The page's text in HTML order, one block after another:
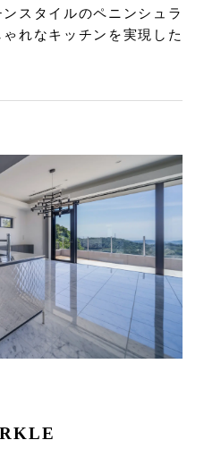
スタイルのペニンシュラ
れなキッチンを実現した